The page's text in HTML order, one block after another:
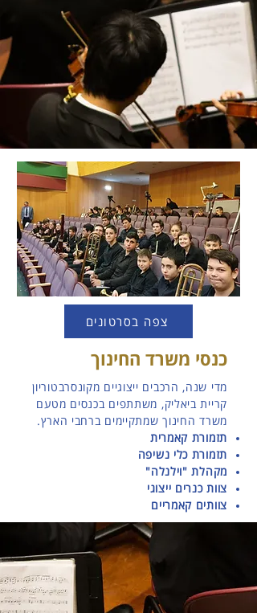
צפה בסרטונים
כנסי משרד החינוך
מדי שנה, הרכבים ייצוגיים מקונסרבטוריון
קריית ביאליק, משתתפים בכנסים מטעם
משרד החינוך שמתקיימים ברחבי הארץ.
תזמורת קאמרית
תזמורת כלי נשיפה
מקהלת "וילנלה"
צוות כנרים ייצוגי
צוותים קאמריים